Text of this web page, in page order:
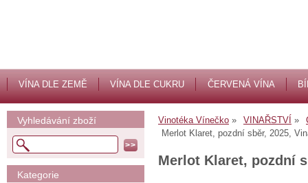
VÍNA DLE ZEMĚ VÍNA DLE CUKRU ČERVENÁ VÍNA
Vinotéka Vínečko VINAŘSTVÍ
Merlot Klaret, pozdní sběr, 2025,
Merlot Klaret, pozdní
Vyhledávání zboží
Kategorie